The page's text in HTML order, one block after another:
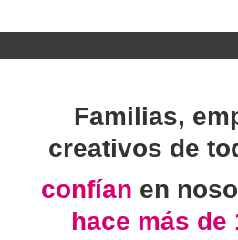
Familias,
creativos de
confían en
hace más de